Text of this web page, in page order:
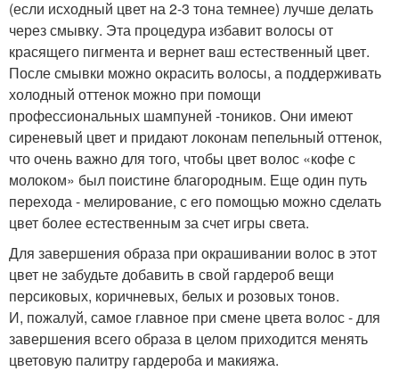
(если исходный цвет на 2-3 тона темнее) лучше делать
через смывку. Эта процедура избавит волосы от
красящего пигмента и вернет ваш естественный цвет.
После смывки можно окрасить волосы, а поддерживать
холодный оттенок можно при помощи
профессиональных шампуней -тоников. Они имеют
сиреневый цвет и придают локонам пепельный оттенок,
что очень важно для того, чтобы цвет волос «кофе с
молоком» был поистине благородным. Еще один путь
перехода - мелирование, с его помощью можно сделать
цвет более естественным за счет игры света.
Для завершения образа при окрашивании волос в этот
цвет не забудьте добавить в свой гардероб вещи
персиковых, коричневых, белых и розовых тонов.
И, пожалуй, самое главное при смене цвета волос - для
завершения всего образа в целом приходится менять
цветовую палитру гардероба и макияжа.